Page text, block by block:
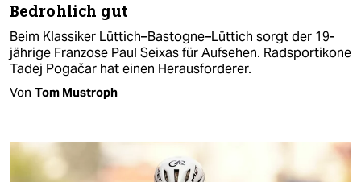
Bedrohlich gut
Beim Klassiker Lüttich–Bastogne–Lüttich sorgt der 19-
jährige Franzose Paul Seixas für Aufsehen. Radsportikone
Tadej Pogačar hat einen Herausforderer.
Von Tom Mustroph